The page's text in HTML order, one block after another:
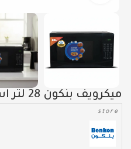
ميكرويف بنكون 28 لتر اسود
store